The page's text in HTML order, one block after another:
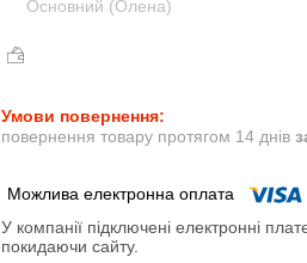
Основний (Олена)
повернення товару протягом 14 днів
У компанії підключені електронні
покидаючи сайту.